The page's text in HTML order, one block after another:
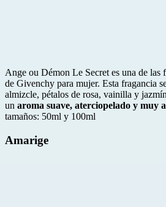
Ange ou Démon Le Secret es una de las
de Givenchy para mujer. Esta fragancia
almizcle, pétalos de rosa, vainilla y
un aroma suave, aterciopelado y muy
tamaños: 50ml y 100ml
Amarige